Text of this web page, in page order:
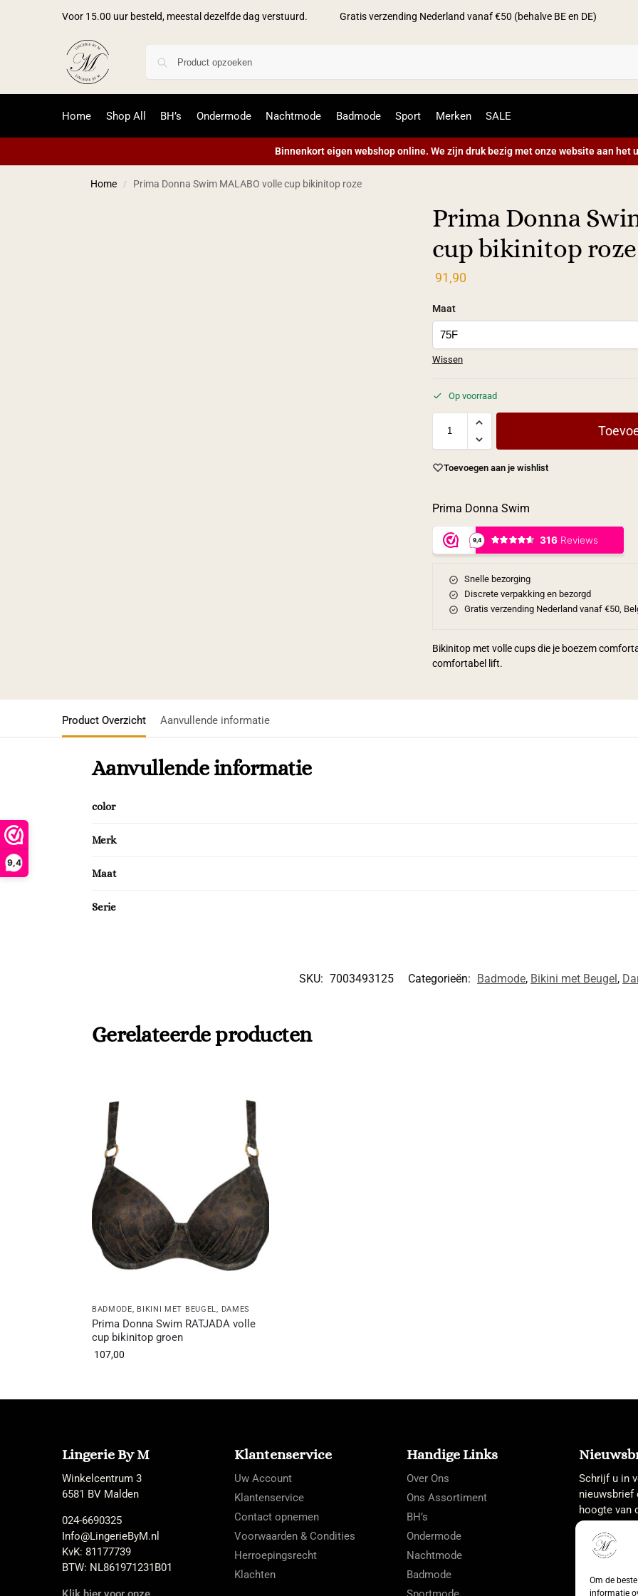
9,4
Om de
informatie
Voor 15.00 uur besteld, meestal dezelfde dag verstuurd. Gratis verzending Nederland vanaf €50 (behalve BE en DE)
Home Shop All BH’s Ondermode Nachtmode Badmode Sport Merken SALE
Binnenkort eigen webshop online. We zijn druk bezig met onze website aan het
Home / Prima Donna Swim MALABO volle cup bikinitop roze
Prima Donna
cup bikinitop roze
91,90
Maat
Wissen
Op voorraad
Toevoegen aan je wishlist
Prima Donna Swim
Snelle bezorging
Discrete verpakking en bezorgd
Gratis verzending Nederland vanaf €50,
Bikinitop met volle cups die je boezem
comfortabel lift.
Product Overzicht Aanvullende informatie
Aanvullende informatie
color
Merk
Maat
Serie
SKU: 7003493125 Categorieën: Badmode, Bikini met Beugel ,
Gerelateerde producten
BADMODE BIKINI MET BEUGEL DAMES
Prima Donna Swim RATJADA volle
cup bikinitop groen
107,00
Lingerie By M
Winkelcentrum 3
6581 BV Malden
024-6690325
Info@LingerieByM.nl
KvK: 81177739
BTW: NL861971231B01
Klantenservice
Uw Account
Klantenservice
Contact opnemen
Voorwaarden & Condities
Herroepingsrecht
Klachten
Handige Links
Over Ons
Ons Assortiment
BH’s
Ondermode
Nachtmode
Badmode
Schrijf u in
nieuwsbrief
hoogte van